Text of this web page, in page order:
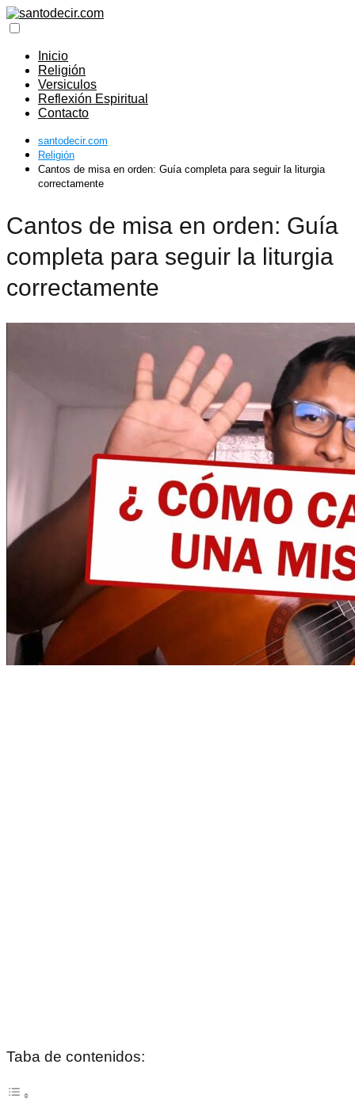
Inicio
Religión
Versiculos
Reflexión Espiritual
Contacto
santodecir.com
Religión
Cantos de misa en orden: Guía completa para seguir la liturgia
correctamente
Cantos de misa en orden: Guía
completa para seguir la liturgia
correctamente
Taba de contenidos: